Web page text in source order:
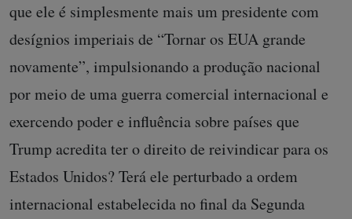
que ele é simplesmente mais um presidente com
desígnios imperiais de “Tornar os EUA grande
novamente”, impulsionando a produção nacional
por meio de uma guerra comercial internacional e
exercendo poder e influência sobre países que
Trump acredita ter o direito de reivindicar para os
Estados Unidos? Terá ele perturbado a ordem
internacional estabelecida no final da Segunda